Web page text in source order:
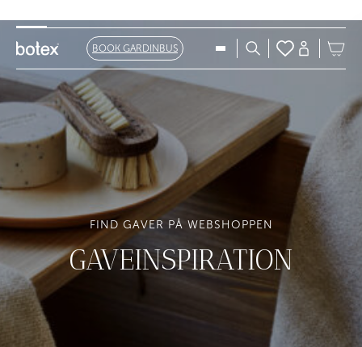
BOOK GARDINBUS
FIND GAVER PÅ WEBSHOPPEN
GAVEINSPIRATION